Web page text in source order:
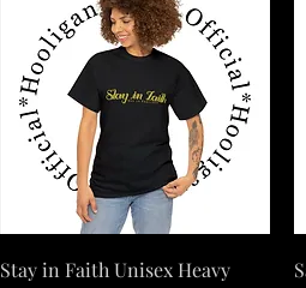
Podgląd
Stay in Faith Unisex Heavy